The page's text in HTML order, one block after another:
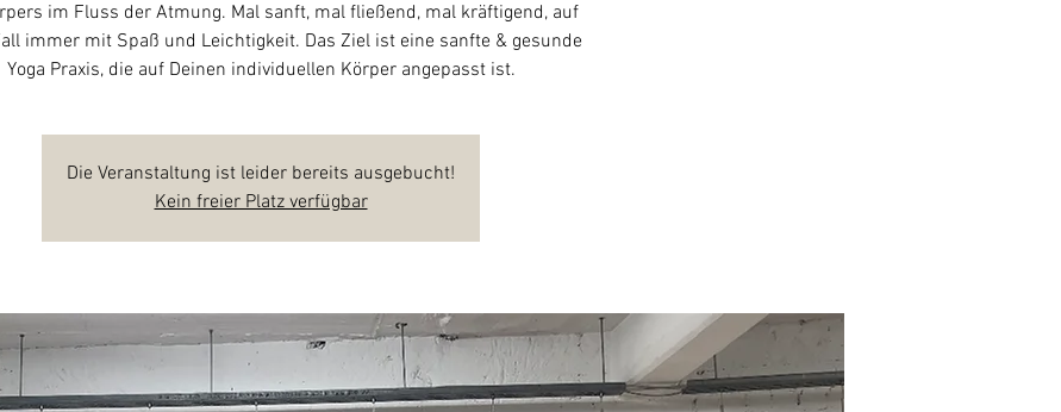
im Fluss der Atmung. Mal sanft, mal fließend, mal kräftigend, auf
immer mit Spaß und Leichtigkeit. Das Ziel ist eine sanfte & gesunde
Yoga Praxis, die auf Deinen individuellen Körper angepasst ist.
Die Veranstaltung ist leider bereits ausgebucht!
Kein freier Platz verfügbar